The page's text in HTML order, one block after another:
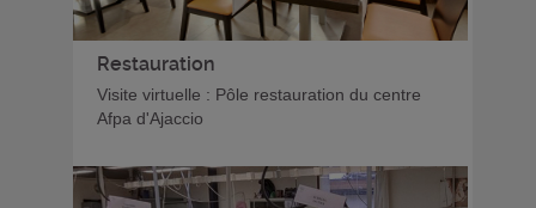
Restauration
Visite virtuelle : Pôle restauration du centre
Afpa d'Ajaccio